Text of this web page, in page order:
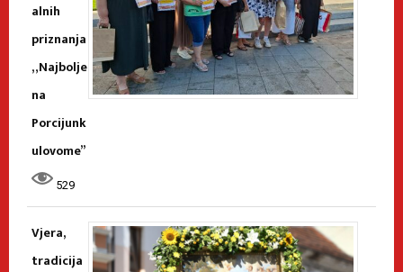
alnih
priznanja
„Najbolje
na
Porcijunk
ulovome”
529
Vjera,
tradicija